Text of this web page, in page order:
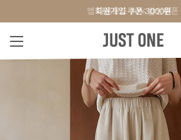
앱 다운로드 10% 할인쿠폰
회원가입 쿠폰 3000원
앱 다운로드 10% 할인쿠폰
오늘출발 MADE . J